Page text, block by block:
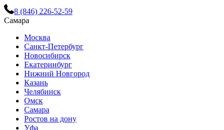
8 (846) 226-52-59
Самара
Москва
Санкт-Петербург
Новосибирск
Екатеринбург
Нижний Новгород
Казань
Челябинск
Омск
Самара
Ростов на дону
Уфа